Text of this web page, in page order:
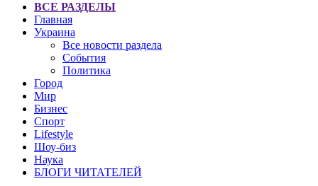
ВСЕ РАЗДЕЛЫ
Главная
Украина
Все новости раздела
События
Политика
Город
Мир
Бизнес
Спорт
Lifestyle
Шоу-биз
Наука
БЛОГИ ЧИТАТЕЛЕЙ